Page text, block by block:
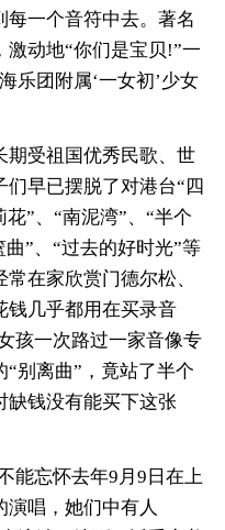
一个音符中去。著名
动地“你们是宝贝!”一
乐团附属‘一女初’少女
受祖国优秀民歌、世
早已摆脱了对港台“四
”、“南泥湾”、“半个
曲”、“过去的好时光”等
在家欣赏门德尔松、
钱几乎都用在买录音
孩一次路过一家音像专
别离曲”，竟站了半个
缺钱没有能买下这张
忘怀去年9月9日在上
演唱，她们中有人